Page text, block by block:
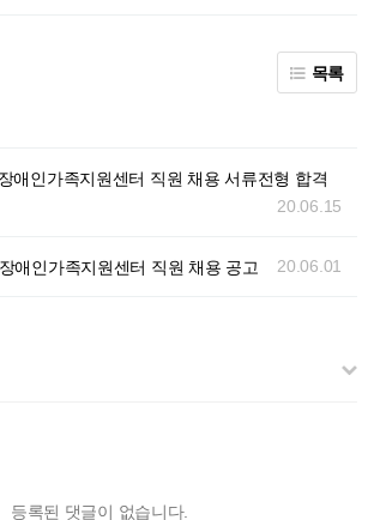
목록
애인가족지원센터 직원 채용 서류전형 합격
20.06.15
애인가족지원센터 직원 채용 공고 20.06.01
등록된 댓글이 없습니다.